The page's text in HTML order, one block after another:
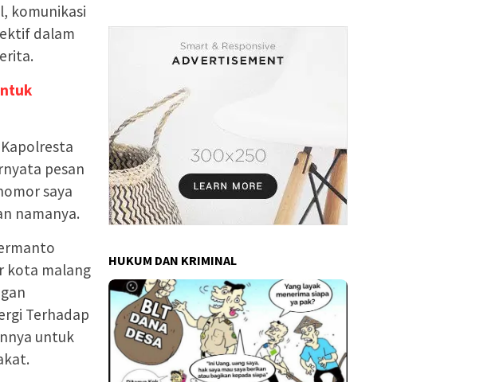
komunikasi
dalam
pesan
saya
namanya.
kota malang
Terhadap
untuk
HUKUM DAN KRIMINAL